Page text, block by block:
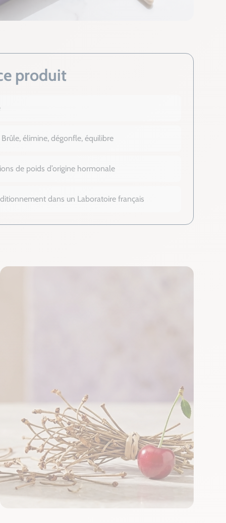
produit
élimine, dégonfle, équilibre
de poids d’origine hormonale
dans un Laboratoire français